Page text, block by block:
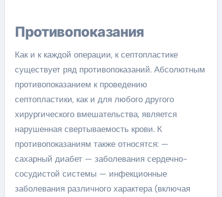
Противопоказания
Как и к каждой операции, к септопластике
существует ряд противопоказаний. Абсолютным
противопоказанием к проведению
септопластики, как и для любого другого
хирургического вмешательства, является
нарушенная свертываемость крови. К
противопоказаниям также относятся: —
сахарный диабет — заболевания сердечно-
сосудистой системы — инфекционные
заболевания различного характера (включая